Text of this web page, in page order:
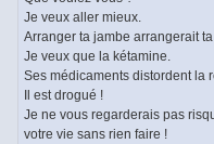
Je veux aller mieux.
Arranger ta jambe arrangerait
Je veux que la kétamine.
Ses médicaments distordent la
Il est drogué !
Je ne vous regarderais pas
votre vie sans rien faire !